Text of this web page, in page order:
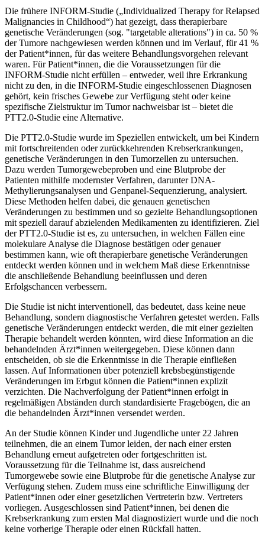
Die frühere INFORM-Studie („Individualized Therapy for Relapsed
Malignancies in Childhood“) hat gezeigt, dass therapierbare
genetische Veränderungen (sog. "targetable alterations") in ca. 50 %
der Tumore nachgewiesen werden können und im Verlauf, für 41 %
der Patient*innen, für das weitere Behandlungsvorgehen relevant
waren. Für Patient*innen, die die Voraussetzungen für die
INFORM-Studie nicht erfüllen – entweder, weil ihre Erkrankung
nicht zu den, in die INFORM-Studie eingeschlossenen Diagnosen
gehört, kein frisches Gewebe zur Verfügung steht oder keine
spezifische Zielstruktur im Tumor nachweisbar ist – bietet die
PTT2.0-Studie eine Alternative.
Die PTT2.0-Studie wurde im Speziellen entwickelt, um bei Kindern
mit fortschreitenden oder zurückkehrenden Krebserkrankungen,
genetische Veränderungen in den Tumorzellen zu untersuchen.
Dazu werden Tumorgewebeproben und eine Blutprobe der
Patienten mithilfe modernster Verfahren, darunter DNA-
Methylierungsanalysen und Genpanel-Sequenzierung, analysiert.
Diese Methoden helfen dabei, die genauen genetischen
Veränderungen zu bestimmen und so gezielte Behandlungsoptionen
mit speziell darauf abzielenden Medikamenten zu identifizieren. Ziel
der PTT2.0-Studie ist es, zu untersuchen, in welchen Fällen eine
molekulare Analyse die Diagnose bestätigen oder genauer
bestimmen kann, wie oft therapierbare genetische Veränderungen
entdeckt werden können und in welchem Maß diese Erkenntnisse
die anschließende Behandlung beeinflussen und deren
Erfolgschancen verbessern.
Die Studie ist nicht interventionell, das bedeutet, dass keine neue
Behandlung, sondern diagnostische Verfahren getestet werden. Falls
genetische Veränderungen entdeckt werden, die mit einer gezielten
Therapie behandelt werden könnten, wird diese Information an die
behandelnden Ärzt*innen weitergegeben. Diese können dann
entscheiden, ob sie die Erkenntnisse in die Therapie einfließen
lassen. Auf Informationen über potenziell krebsbegünstigende
Veränderungen im Erbgut können die Patient*innen explizit
verzichten. Die Nachverfolgung der Patient*innen erfolgt in
regelmäßigen Abständen durch standardisierte Fragebögen, die an
die behandelnden Ärzt*innen versendet werden.
An der Studie können Kinder und Jugendliche unter 22 Jahren
teilnehmen, die an einem Tumor leiden, der nach einer ersten
Behandlung erneut aufgetreten oder fortgeschritten ist.
Voraussetzung für die Teilnahme ist, dass ausreichend
Tumorgewebe sowie eine Blutprobe für die genetische Analyse zur
Verfügung stehen. Zudem muss eine schriftliche Einwilligung der
Patient*innen oder einer gesetzlichen Vertreterin bzw. Vertreters
vorliegen. Ausgeschlossen sind Patient*innen, bei denen die
Krebserkrankung zum ersten Mal diagnostiziert wurde und die noch
keine vorherige Therapie oder einen Rückfall hatten.